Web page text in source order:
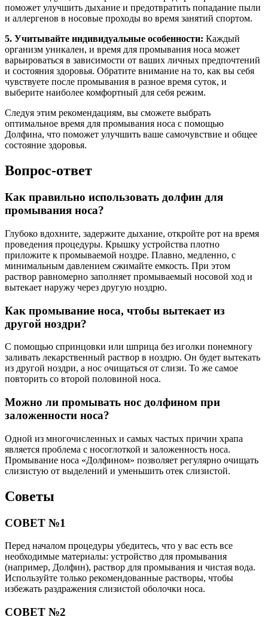
поможет улучшить дыхание и предотвратить попадание пыли
и аллергенов в носовые проходы во время занятий спортом.
5. Учитывайте индивидуальные особенности: Каждый
организм уникален, и время для промывания носа может
варьироваться в зависимости от ваших личных предпочтений
и состояния здоровья. Обратите внимание на то, как вы себя
чувствуете после промывания в разное время суток, и
выберите наиболее комфортный для себя режим.
Следуя этим рекомендациям, вы сможете выбрать
оптимальное время для промывания носа с помощью
Долфина, что поможет улучшить ваше самочувствие и общее
состояние здоровья.
Вопрос-ответ
Как правильно использовать долфин для
промывания носа?
Глубоко вдохните, задержите дыхание, откройте рот на время
проведения процедуры. Крышку устройства плотно
приложите к промываемой ноздре. Плавно, медленно, с
минимальным давлением сжимайте емкость. При этом
раствор равномерно заполняет промываемый носовой ход и
вытекает наружу через другую ноздрю.
Как промывание носа, чтобы вытекает из
другой ноздри?
С помощью спринцовки или шприца без иголки понемногу
заливать лекарственный раствор в ноздрю. Он будет вытекать
из другой ноздри, а нос очищаться от слизи. То же самое
повторить со второй половиной носа.
Можно ли промывать нос долфином при
заложенности носа?
Одной из многочисленных и самых частых причин храпа
является проблема с носоглоткой и заложенность носа.
Промывание носа «Долфином» позволяет регулярно очищать
слизистую от выделений и уменьшить отек слизистой.
Советы
СОВЕТ №1
Перед началом процедуры убедитесь, что у вас есть все
необходимые материалы: устройство для промывания
(например, Долфин), раствор для промывания и чистая вода.
Используйте только рекомендованные растворы, чтобы
избежать раздражения слизистой оболочки носа.
СОВЕТ №2